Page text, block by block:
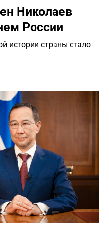
Николаев
России
истории страны стало